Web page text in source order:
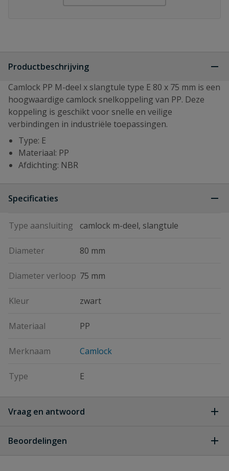
Productbeschrijving
Camlock PP M-deel x slangtule type E 80 x 75 mm is een
hoogwaardige camlock snelkoppeling van PP. Deze
koppeling is geschikt voor snelle en veilige
verbindingen in industriële toepassingen.
Type: E
Materiaal: PP
Afdichting: NBR
Specificaties
Type aansluiting camlock m-deel, slangtule
Diameter 80 mm
Diameter verloop 75 mm
Kleur zwart
Materiaal PP
Merknaam Camlock
Type E
Vraag en antwoord
Beoordelingen